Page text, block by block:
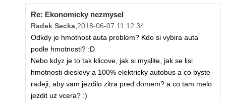
Re: Ekonomicky nezmysel
Radek Secka,2018-06-07 11:12:34
Odkdy je hmotnost auta problem? Kdo si vybira auta
podle hmotnosti? :D
Nebo kdyz je to tak klicove, jak si myslite, jak se lisi
hmotnosti dieslovy a 100% elektricky autobus a co byste
radeji, aby vam jezdilo zitra pred domem? a co tam melo
jezdit uz vcera? :)